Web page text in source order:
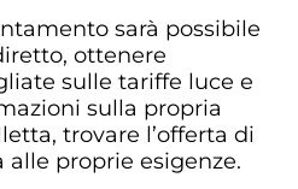
sarà possibile
ottenere
sulle tariffe luce e
sulla propria
trovare l’offerta di
proprie esigenze.